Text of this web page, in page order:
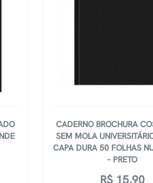
CADERNO BROCHURA
SEM MOLA
CAPA DURA 50 FOLHAS
– PRETO
R$15,90